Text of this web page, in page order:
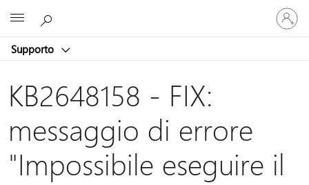
Supporto
Accedi
con
il
account
KB2648158 - FIX:
messaggio di errore
"Impossibile eseguire il